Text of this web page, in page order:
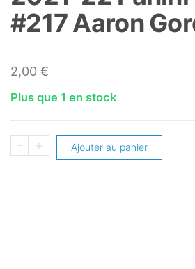
#217 Aaron
2,00 €
Plus que 1 en stock
-
quantité
+ Ajouter au panier